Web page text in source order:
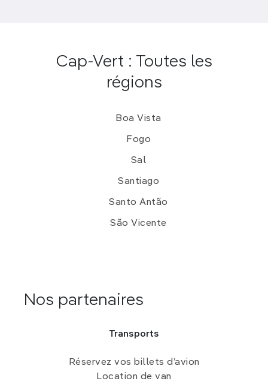
Cap-Vert : Toutes les
régions
Boa Vista
Fogo
Sal
Santiago
Santo Antão
São Vicente
Nos partenaires
Transports
Réservez vos billets d’avion
Location de van